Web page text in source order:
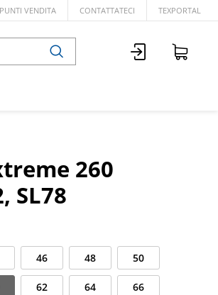
PUNTI VENDITA CONTATTATECI TEXPORTAL
260
SL78
46 48 50
62 64 66